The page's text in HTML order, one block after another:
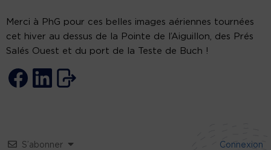
Merci à PhG pour ces belles images aériennes tournées
cet hiver au dessus de la Pointe de l’Aiguillon, des Prés
Salés Ouest et du port de la Teste de Buch !
S’abonner Connexion